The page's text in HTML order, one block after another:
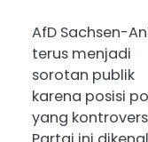
AfD Sachsen-
terus menjadi
sorotan publik
karena posisi
yang